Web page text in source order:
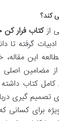
کند؟
ازکتاب فرار
گرفته تا
این
مضامین
کامل کتاب
تصمیم گیری
برای